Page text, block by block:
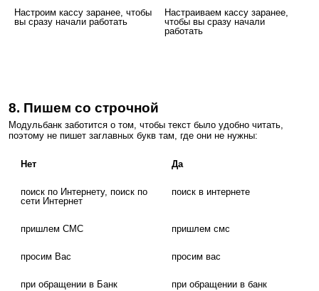
Настроим кассу заранее, чтобы
вы сразу начали работать
Настраиваем кассу заранее,
чтобы вы сразу начали
работать
8. Пишем со строчной
Модульбанк заботится о том, чтобы текст было удобно читать,
поэтому не пишет заглавных букв там, где они не нужны:
Нет Да
поиск по Интернету, поиск по
сети Интернет
поиск в интернете
пришлем СМС пришлем смс
просим Вас просим вас
при обращении в Банк при обращении в банк